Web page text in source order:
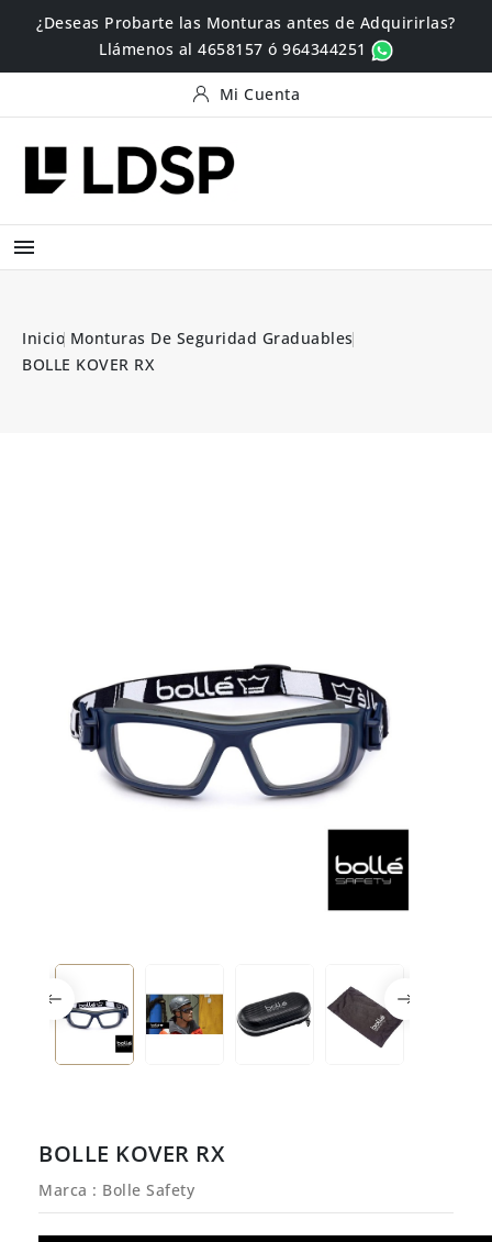
¿Deseas Probarte las Monturas antes de Adquirirlas?
Llámenos al 4658157 ó 964344251
Mi Cuenta

Inicio Monturas De Seguridad Graduables
BOLLE KOVER RX
BOLLE KOVER RX
Marca : Bolle Safety